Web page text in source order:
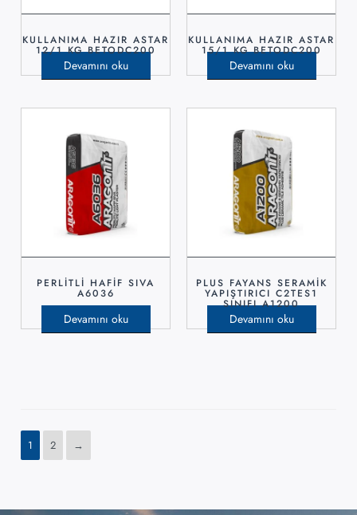
KULLANIMA HAZIR ASTAR
12/1 KG BETODC200
Devamını oku
KULLANIMA HAZIR ASTAR
15/1 KG BETODC200
Devamını oku
PERLİTLİ HAFİF SIVA
A6036
Devamını oku
PLUS FAYANS SERAMİK
YAPIŞTIRICI C2TES1
SINIFI A1200
Devamını oku
1 2 →